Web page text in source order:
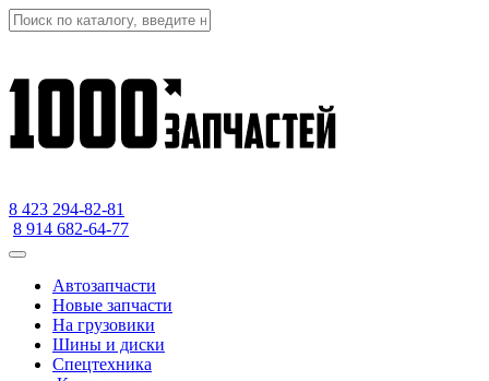
8 423 294-82-81
8 914 682-64-77
Автозапчасти
Новые запчасти
На грузовики
Шины и диски
Спецтехника